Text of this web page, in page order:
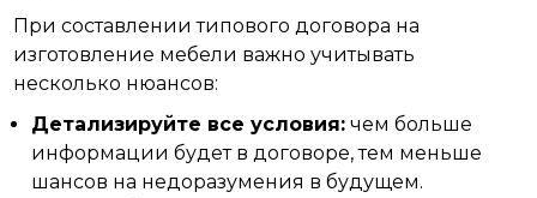
При составлении типового договора на
изготовление мебели важно учитывать
несколько нюансов:
Детализируйте все условия: чем больше
информации будет в договоре, тем меньше
шансов на недоразумения в будущем.